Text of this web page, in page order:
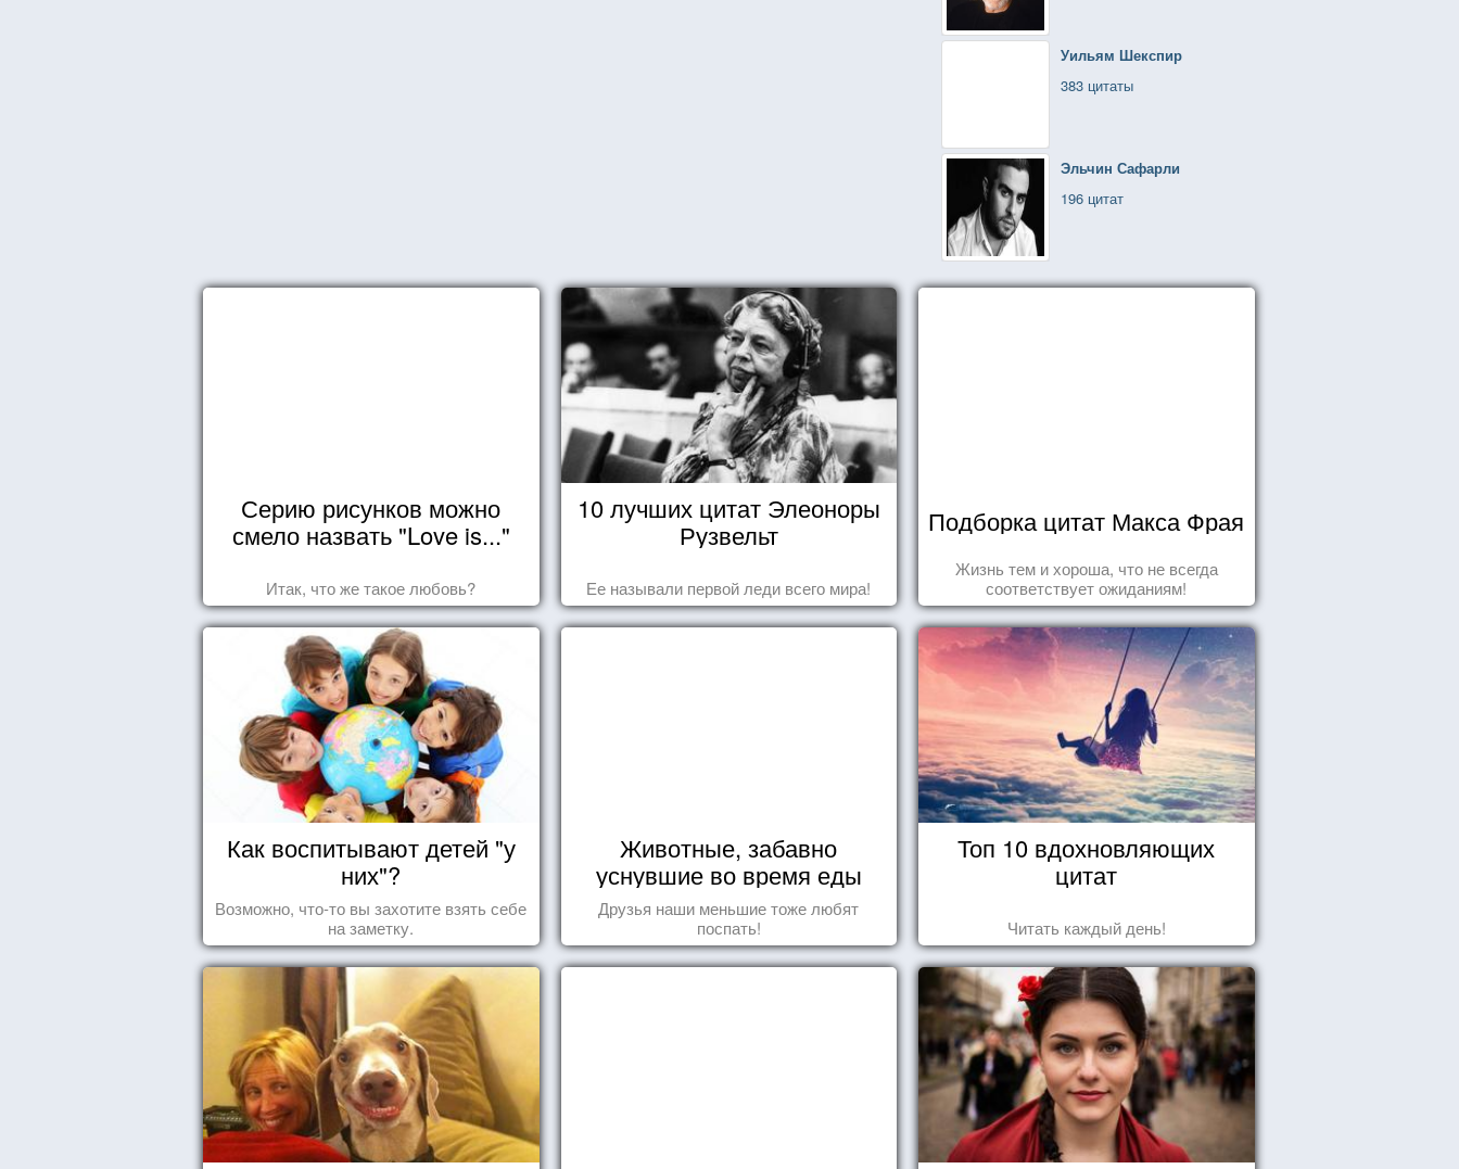
Уильям Шекспир
383 цитаты
Эльчин Сафарли
196 цитат
Серию рисунков можно
смело назвать "Love is..."
Итак, что же такое любовь?
10 лучших цитат Элеоноры
Рузвельт
Ее называли первой леди всего мира!
Подборка цитат Макса Фрая
Жизнь тем и хороша, что не всегда
соответствует ожиданиям!
Как воспитывают детей "у
них"?
Возможно, что-то вы захотите взять себе
на заметку.
Животные, забавно
уснувшие во время еды
Друзья наши меньшие тоже любят
поспать!
Топ 10 вдохновляющих
цитат
Читать каждый день!